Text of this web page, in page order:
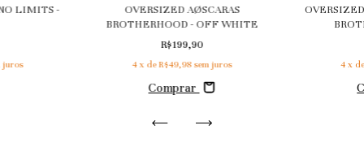
LIMITS -
juros
OVERSIZED AØSCARAS
BROTHERHOOD - OFF WHITE
R$199,90
4 x deR$49,98 sem juros
Comprar
4 x